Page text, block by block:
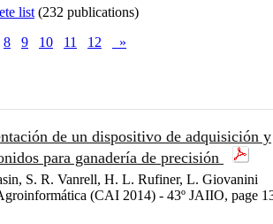
list (232 publications)
8 9 10 11 12 »
de un dispositivo de adquisición y
para ganadería de precisión
S. R. Vanrell, H. L. Rufiner, L. Giovanini
(CAI 2014) - 43º JAIIO, page